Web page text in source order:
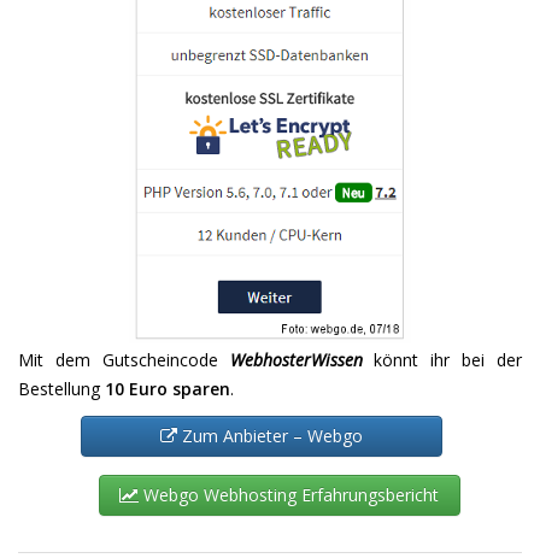
Mit dem Gutscheincode WebhosterWissenkönnt ihr bei der
Bestellung 10 Euro sparen.
Zum Anbieter – Webgo
Webgo Webhosting Erfahrungsbericht